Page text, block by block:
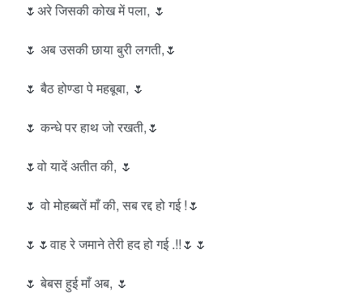
🌷अरे जिसकी कोख में पला, 🌷
🌷 अब उसकी छाया बुरी लगती,🌷
🌷 बैठ होण्डा पे महबूबा, 🌷
🌷 कन्धे पर हाथ जो रखती,🌷
🌷वो यादें अतीत की, 🌷
🌷 वो मोहब्बतें माँ की, सब रद्द हो गई !🌷
🌷🌷वाह रे जमाने तेरी हद हो गई .!!🌷🌷
🌷 बेबस हुई माँ अब, 🌷